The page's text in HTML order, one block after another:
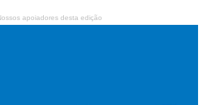
apoiadores desta edição